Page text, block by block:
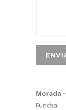
Morada –
Funchal